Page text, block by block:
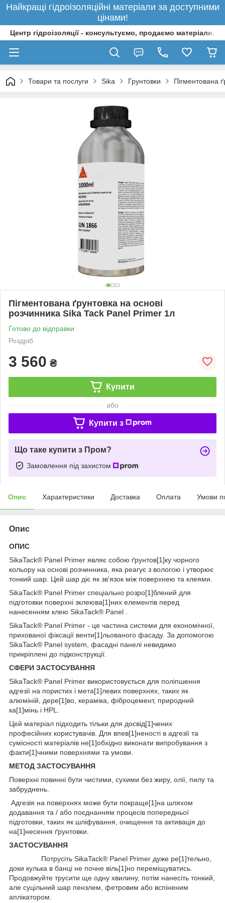
Найкращі гідроізоляційні матеріали за доступними
цінами!
Центр гідроізоляції - консультуємо, продаємо матеріали,
Товари та послуги Sika Грунтовки Пігментована
Пігментована ґрунтовка на основі
розчинника Sika Tack Panel Primer 1л
Готово до відправки
Роздріб
3 560 ₴
Купити
або
Купити з
Що таке купити з Пром?
Замовлення під захистом
Опис Характеристики Доставка Оплата Умови
Опис
ОПИС
SikaTack® Panel Primer являє собою ґрунтов[1]ку чорного
кольору на основі розчинника, яка реагує з вологою і утворює
тонкий шар. Цей шар діє як зв'язок між поверхнею та клеями.
SikaTack® Panel Primer спеціально розро[1]блений для
підготовки поверхні зклеюва[1]них елементів перед
нанесенням клею SikaTack® Panel .
SikaTack® Panel Primer - це частина системи для економічної,
прихованої фіксації венти[1]льованого фасаду. За допомогою
SikaTack® Panel system, фасадні панелі невидимо
прикріплені до підконструкції.
СФЕРИ ЗАСТОСУВАННЯ
SikaTack® Panel Primer використовується для поліпшення
адгезії на пористих і мета[1]левих поверхнях, таких як
алюміній, дере[1]во, кераміка, фіброцемент, природний
ка[1]мінь і HPL.
Цей матеріал підходить тільки для досвід[1]чених
професійних користувачів. Для впев[1]неності в адгезії та
сумісності матеріалів не[1]обхідно виконати випробування з
факти[1]чними поверхнями та умови.
МЕТОД ЗАСТОСУВАННЯ
Поверхні повинні бути чистими, сухими без жиру, олії, пилу та
забруднень.
Адгезія на поверхнях може бути покраще[1]на шляхом
додавання та / або поєднанням процесів попередньої
підготовки, таких як шліфування, очищення та активація до
на[1]несення ґрунтовки.
ЗАСТОСУВАННЯ
Потрусіть SikaTack® Panel Primer дуже ре[1]тельно,
доки кулька в банці не почне віль[1]но переміщуватись.
Продовжуйте трусити ще одну хвилину, потім нанесіть тонкий,
але суцільний шар пензлем, фетровим або вспіненим
аплікатором.